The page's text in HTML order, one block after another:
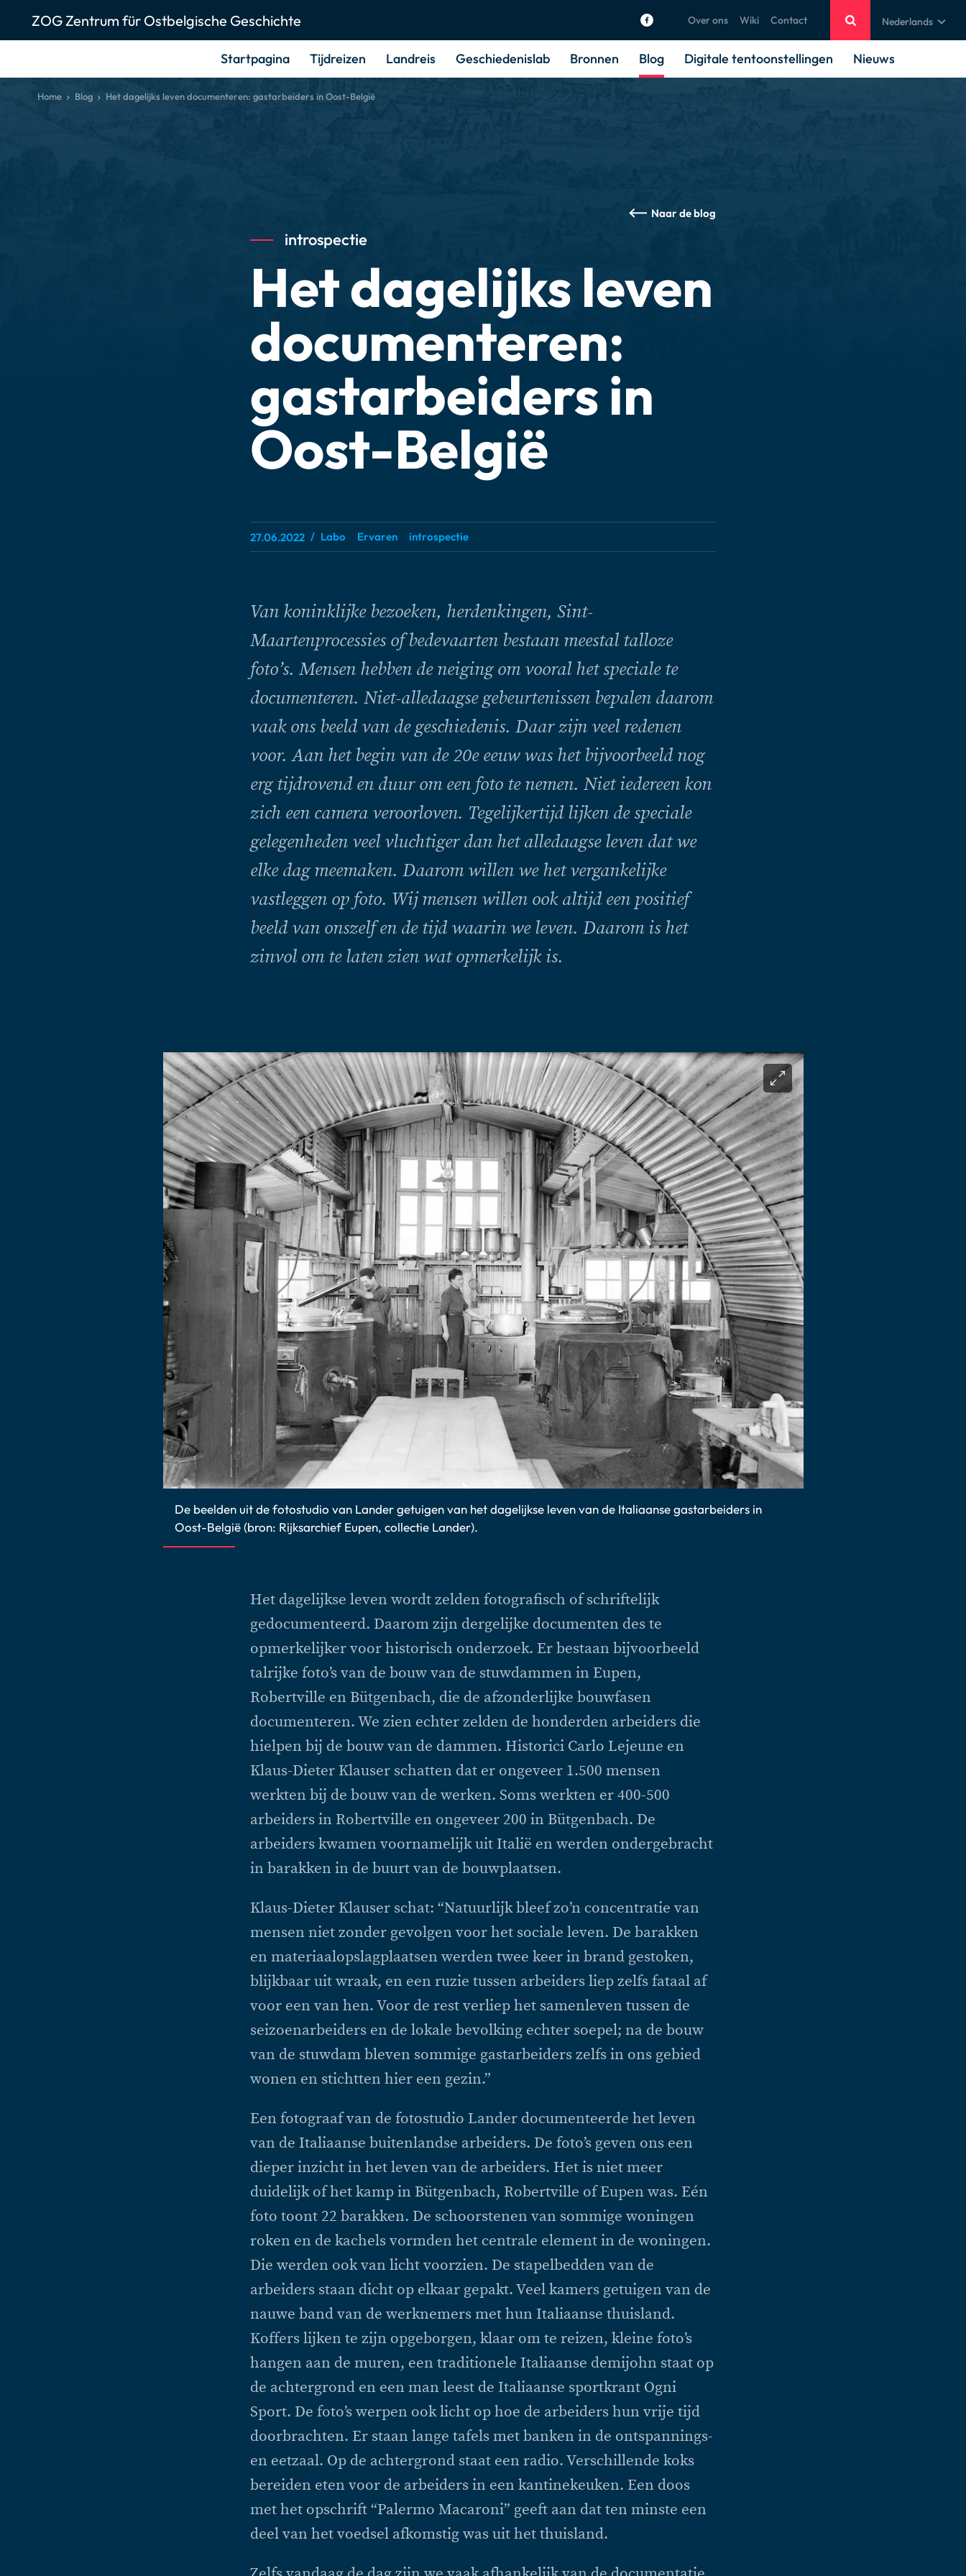
ZOG Zentrum für Ostbelgische Geschichte Over ons Wiki Contact Nederlands
Startpagina Tijdreizen Landreis Geschiedenislab Bronnen Blog Digitale tentoonstellingen Nieuws
Home Blog Het dagelijks leven documenteren: gastarbeiders in Oost-België
Naar de blog
introspectie
Het dagelijks leven
documenteren:
gastarbeiders in
Oost-België
27.06.2022 Labo Ervaren introspectie
Van koninklijke bezoeken, herdenkingen, Sint-
Maartenprocessies of bedevaarten bestaan meestal talloze
foto’s. Mensen hebben de neiging om vooral het speciale te
documenteren. Niet-alledaagse gebeurtenissen bepalen daarom
vaak ons beeld van de geschiedenis. Daar zijn veel redenen
voor. Aan het begin van de 20e eeuw was het bijvoorbeeld nog
erg tijdrovend en duur om een foto te nemen. Niet iedereen kon
zich een camera veroorloven. Tegelijkertijd lijken de speciale
gelegenheden veel vluchtiger dan het alledaagse leven dat we
elke dag meemaken. Daarom willen we het vergankelijke
vastleggen op foto. Wij mensen willen ook altijd een positief
beeld van onszelf en de tijd waarin we leven. Daarom is het
zinvol om te laten zien wat opmerkelijk is.
De beelden uit de fotostudio van Lander getuigen van het dagelijkse leven van de Italiaanse gastarbeiders in
Oost-België (bron: Rijksarchief Eupen, collectie Lander).
Het dagelijkse leven wordt zelden fotografisch of schriftelijk
gedocumenteerd. Daarom zijn dergelijke documenten des te
opmerkelijker voor historisch onderzoek. Er bestaan bijvoorbeeld
talrijke foto’s van de bouw van de stuwdammen in Eupen,
Robertville en Bütgenbach, die de afzonderlijke bouwfasen
documenteren. We zien echter zelden de honderden arbeiders die
hielpen bij de bouw van de dammen. Historici Carlo Lejeune en
Klaus-Dieter Klauser schatten dat er ongeveer 1.500 mensen
werkten bij de bouw van de werken. Soms werkten er 400-500
arbeiders in Robertville en ongeveer 200 in Bütgenbach. De
arbeiders kwamen voornamelijk uit Italië en werden ondergebracht
in barakken in de buurt van de bouwplaatsen.
Klaus-Dieter Klauser schat: “Natuurlijk bleef zo’n concentratie van
mensen niet zonder gevolgen voor het sociale leven. De barakken
en materiaalopslagplaatsen werden twee keer in brand gestoken,
blijkbaar uit wraak, en een ruzie tussen arbeiders liep zelfs fataal af
voor een van hen. Voor de rest verliep het samenleven tussen de
seizoenarbeiders en de lokale bevolking echter soepel; na de bouw
van de stuwdam bleven sommige gastarbeiders zelfs in ons gebied
wonen en stichtten hier een gezin.”
Een fotograaf van de fotostudio Lander documenteerde het leven
van de Italiaanse buitenlandse arbeiders. De foto’s geven ons een
dieper inzicht in het leven van de arbeiders. Het is niet meer
duidelijk of het kamp in Bütgenbach, Robertville of Eupen was. Eén
foto toont 22 barakken. De schoorstenen van sommige woningen
roken en de kachels vormden het centrale element in de woningen.
Die werden ook van licht voorzien. De stapelbedden van de
arbeiders staan dicht op elkaar gepakt. Veel kamers getuigen van de
nauwe band van de werknemers met hun Italiaanse thuisland.
Koffers lijken te zijn opgeborgen, klaar om te reizen, kleine foto’s
hangen aan de muren, een traditionele Italiaanse demijohn staat op
de achtergrond en een man leest de Italiaanse sportkrant Ogni
Sport. De foto’s werpen ook licht op hoe de arbeiders hun vrije tijd
doorbrachten. Er staan lange tafels met banken in de ontspannings-
en eetzaal. Op de achtergrond staat een radio. Verschillende koks
bereiden eten voor de arbeiders in een kantinekeuken. Een doos
met het opschrift “Palermo Macaroni” geeft aan dat ten minste een
deel van het voedsel afkomstig was uit het thuisland.